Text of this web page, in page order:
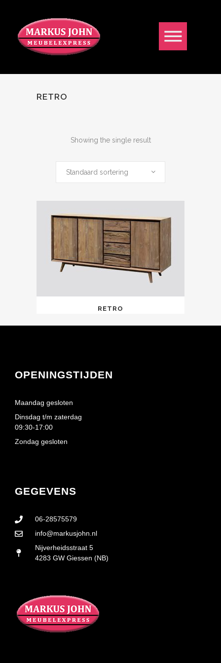
RETRO
Showing the single result
Standaard sortering
RETRO
GEGEVENS
06-28575579
info@markusjohn.nl
Nijverheidsstraat 5
4283 GW Giessen (NB)
OPENINGSTIJDEN
Maandag gesloten
Dinsdag t/m zaterdag
09:30-17:00
Zondag gesloten